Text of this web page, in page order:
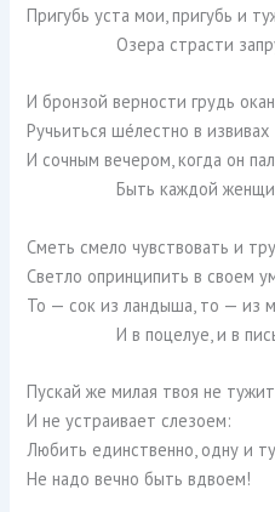
Пригубь уста мои, пригубь и
Озера страсти
И бронзой верности грудь
Ручьиться шéлестно в
И сочным вечером, когда он
Быть каждой
Сметь смело чувствовать и
Светло опринципить в своем
То — сок из ландыша, то — из
И в поцелуе, и в
Пускай же милая твоя не тужит
И не устраивает слезоем:
Любить единственно, одну и
Не надо вечно быть вдвоем!